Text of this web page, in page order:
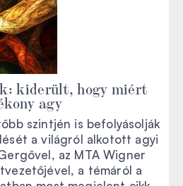
kiderült, hogy miért
agy
szintjén is befolyásolják
a világról alkotott agyi
az MTA Wigner
a témáról a